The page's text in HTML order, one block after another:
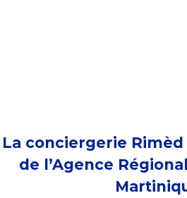
La conciergerie
de l’Agence